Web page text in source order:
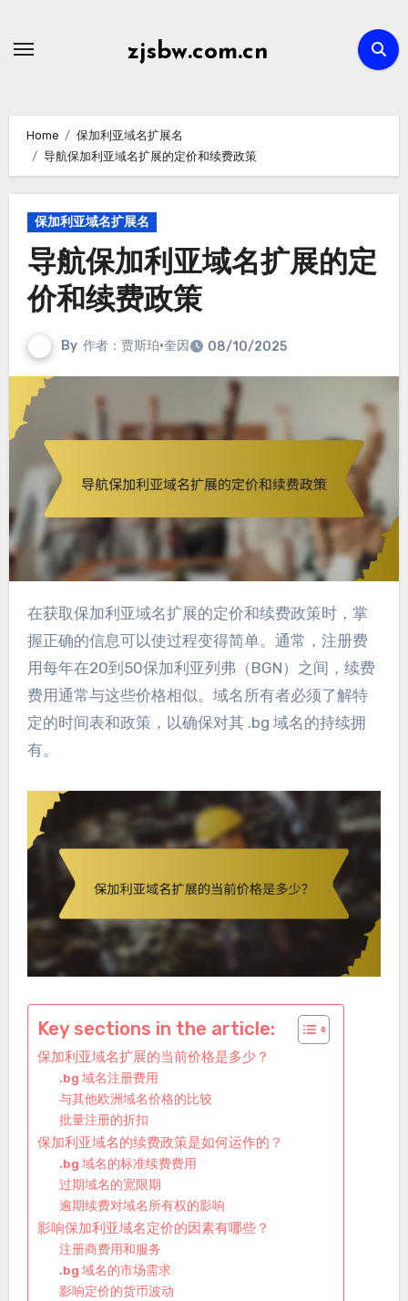
zjsbw.com.cn
Home
保加利亚域名扩展名
导航保加利亚域名扩展的定价和续费政策
保加利亚域名扩展名
导航保加利亚域名扩展的定
价和续费政策
By 作者：贾斯珀·奎因 08/10/2025
在获取保加利亚域名扩展的定价和续费政策时，掌
握正确的信息可以使过程变得简单。通常，注册费
用每年在20到50保加利亚列弗（BGN）之间，续费
费用通常与这些价格相似。域名所有者必须了解特
定的时间表和政策，以确保对其 .bg 域名的持续拥
有。
Key sections in the article:
保加利亚域名扩展的当前价格是多少？
.bg 域名注册费用
与其他欧洲域名价格的比较
批量注册的折扣
保加利亚域名的续费政策是如何运作的？
.bg 域名的标准续费费用
过期域名的宽限期
逾期续费对域名所有权的影响
影响保加利亚域名定价的因素有哪些？
注册商费用和服务
.bg 域名的市场需求
影响定价的货币波动